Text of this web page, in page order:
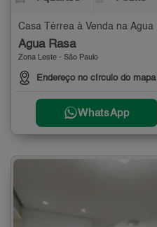
Casa Térrea à Venda na
Água Rasa
Zona Leste - São Paulo
Endereço no círculo do mapa
WhatsApp